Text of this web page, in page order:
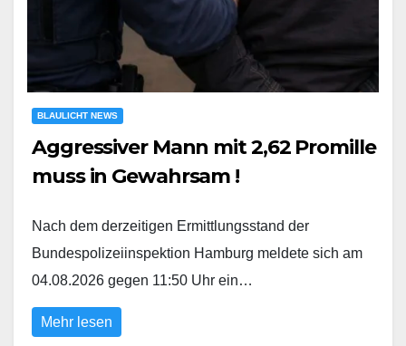
BLAULICHT NEWS
Aggressiver Mann mit 2,62 Promille
muss in Gewahrsam !
Nach dem derzeitigen Ermittlungsstand der
Bundespolizeiinspektion Hamburg meldete sich am
04.08.2026 gegen 11:50 Uhr ein…
Mehr lesen